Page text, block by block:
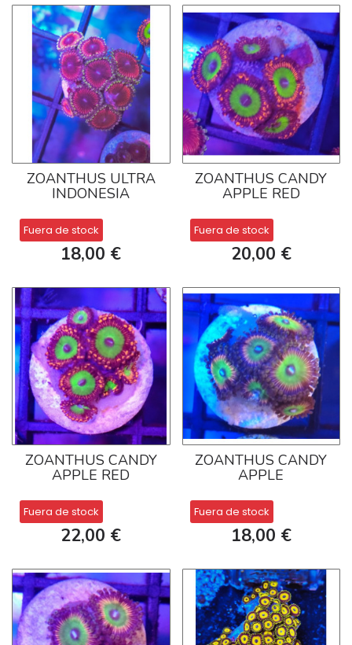
ZOANTHUS ULTRA
INDONESIA
Fuera de stock
18,00 €
ZOANTHUS CANDY
APPLE RED
Fuera de stock
20,00 €
ZOANTHUS CANDY
APPLE RED
Fuera de stock
22,00 €
ZOANTHUS CANDY
APPLE
Fuera de stock
18,00 €